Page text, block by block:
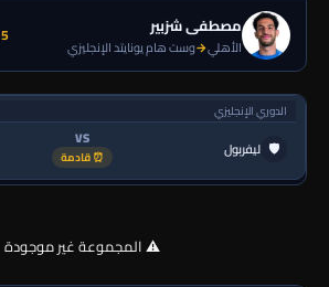
مصطفى شزبير
الأهلي→وست هام يونايتد الإنجليزي 5 ملايين دولا
الدوري الإنجليزي
🛡 ليفربول VS
⏰ قادمة
⚠️ المجموعة غير موجودة